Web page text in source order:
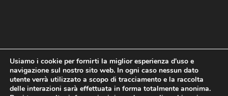
Home Statuto e bilancio
Contatti
Privacy
Cookie Child Protection Policy
Usiamo i cookie per fornirti la miglior esperienza d'uso e
navigazione sul nostro sito web. In ogni caso nessun dato
utente verrà utilizzato a scopo di tracciamento e la raccolta
delle interazioni sarà effettuata in forma totalmente anonima.